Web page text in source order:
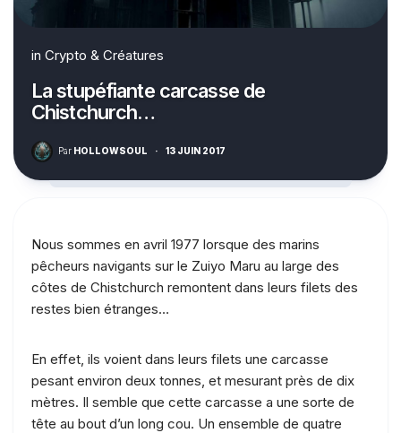
in Crypto & Créatures
La stupéfiante carcasse de
Chistchurch…
Par HOLLOWSOUL · 13 JUIN 2017
Nous sommes en avril 1977 lorsque des marins
pêcheurs navigants sur le Zuiyo Maru au large des
côtes de Chistchurch remontent dans leurs filets des
restes bien étranges…
En effet, ils voient dans leurs filets une carcasse
pesant environ deux tonnes, et mesurant près de dix
mètres. Il semble que cette carcasse a une sorte de
tête au bout d’un long cou. Un ensemble de quatre